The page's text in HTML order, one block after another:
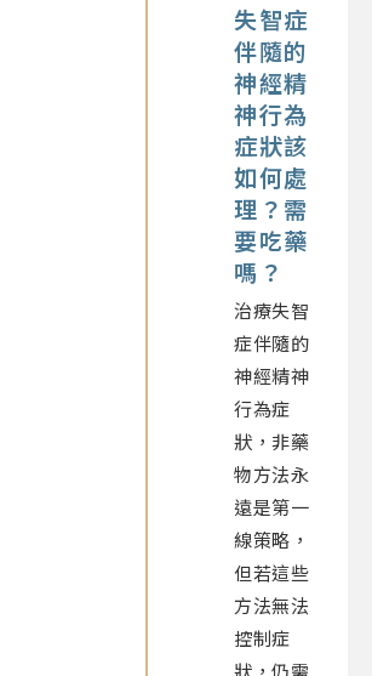
失智症
伴隨的
神經精
神行為
症狀該
如何處
理？需
要吃藥
嗎？
治療失智
症伴隨的
神經精神
行為症
狀，非藥
物方法永
遠是第一
線策略，
但若這些
方法無法
控制症
狀，仍需